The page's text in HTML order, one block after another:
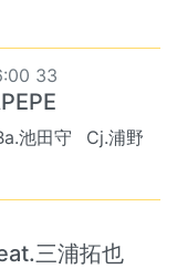
33
池田守
Cj.浦野
三浦拓也